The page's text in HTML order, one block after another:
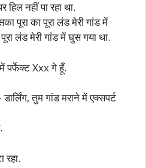
नहीं पा रहा था.
पूरा का पूरा लंड मेरी गांड में
लंड मेरी गांड में घुस गया था.
पर्फेक्ट Xxx गे हूँ.
तुम गांड मराने में एक्सपर्ट
रहा.